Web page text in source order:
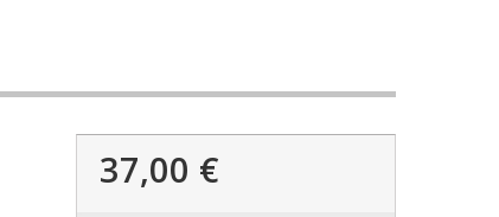
37,00 €